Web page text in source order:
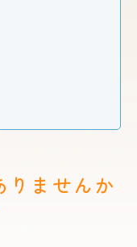
りませんか